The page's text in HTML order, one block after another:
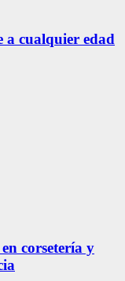
a cualquier edad
corsetería y